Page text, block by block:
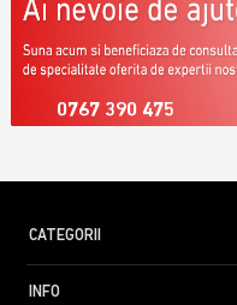
0767 390 475
CATEGORII
INFO